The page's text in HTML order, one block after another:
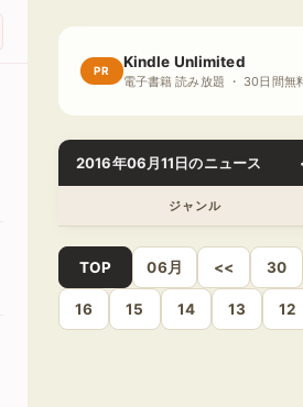
PR Kindle Unlimited
2016年06月11日のニュース
ジャンル
TOP 06月 << 30
16 15 14 13 12